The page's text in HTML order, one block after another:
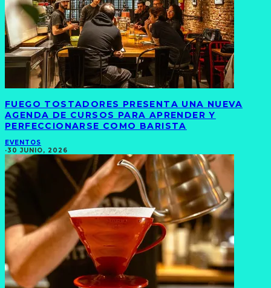
FUEGO TOSTADORES PRESENTA UNA NUEVA
AGENDA DE CURSOS PARA APRENDER Y
PERFECCIONARSE COMO BARISTA
EVENTOS
·30 JUNIO, 2026